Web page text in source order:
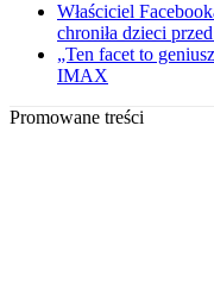
Właściciel
chroniła dzieci
„Ten facet to
IMAX
Promowane treści